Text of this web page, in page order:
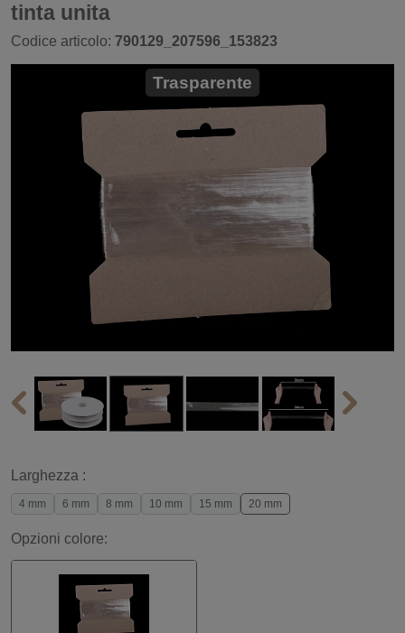
tinta unita
Codice articolo: 790129_207596_153823
Trasparente
Larghezza :
4 mm 6 mm 8 mm 10 mm 15 mm 20 mm
Opzioni colore: